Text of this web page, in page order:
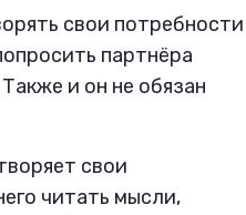
свои потребности
партнёра
и он не обязан
свои
читать мысли,